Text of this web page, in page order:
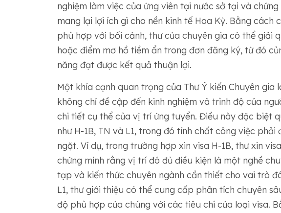
nghiệm làm việc của ứng viên tại nước sở tại và
mang lại lợi ích gì cho nền kinh tế Hoa Kỳ. Bằng cách
phù hợp với bối cảnh, thư của chuyên gia có thể giải
hoặc điểm mơ hồ tiềm ẩn trong đơn đăng ký, từ đó
năng đạt được kết quả thuận lợi.
Một khía cạnh quan trọng của Thư Ý kiến ​​Chuyên gia
không chỉ đề cập đến kinh nghiệm và trình độ của
chi tiết cụ thể của vị trí ứng tuyển. Điều này đặc biệt
như H-1B, TN và L1, trong đó tính chất công việc
ngặt. Ví dụ, trong trường hợp xin visa H-1B, thư xin
chứng minh rằng vị trí đó đủ điều kiện là một nghề
tạp và kiến ​​thức chuyên ngành cần thiết cho vai trò
L1, thư giới thiệu có thể cung cấp phân tích chuyên
độ phù hợp của chúng với các tiêu chí của loại visa.